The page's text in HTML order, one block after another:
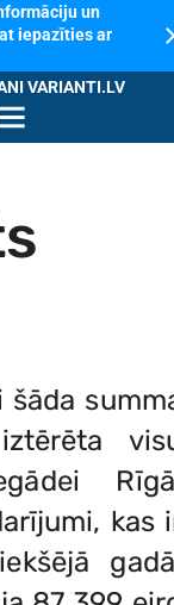
un
iepazīties ar
VARIANTI.LV
šāda
kas